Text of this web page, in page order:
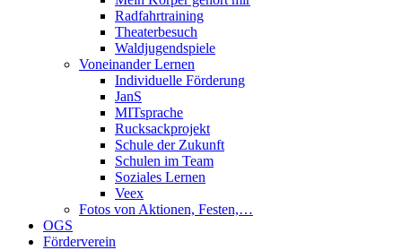
Radfahrtraining
Theaterbesuch
Waldjugendspiele
Voneinander Lernen
Individuelle Förderung
JanS
MITsprache
Rucksackprojekt
Schule der Zukunft
Schulen im Team
Soziales Lernen
Veex
Fotos von Aktionen, Festen,…
OGS
Förderverein